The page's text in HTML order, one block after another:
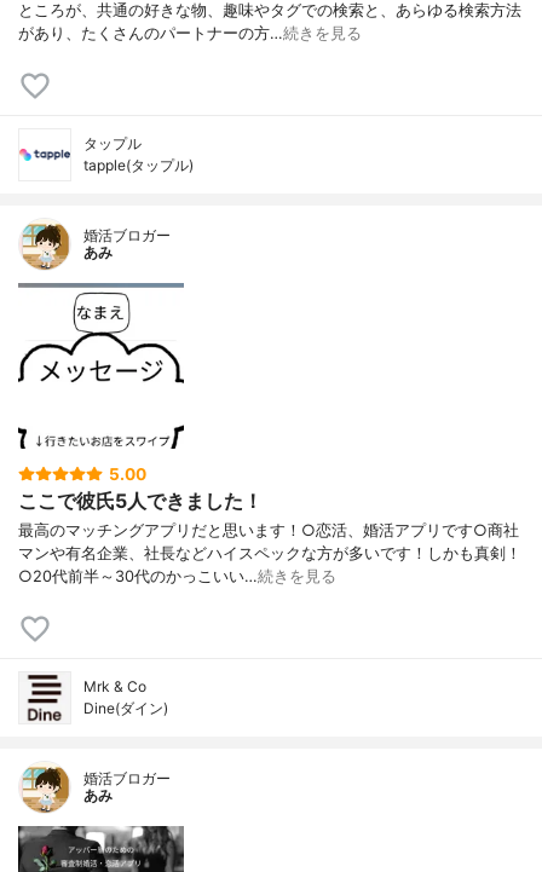
ところが、共通の好きな物、趣味やタグでの検索と、あらゆる検索方法
があり、たくさんのパートナーの方…続きを見る
タップル
tapple(タップル)
婚活ブロガー
あみ
5.00
ここで彼氏5人できました！
最高のマッチングアプリだと思います！○恋活、婚活アプリです○商社
マンや有名企業、社長などハイスペックな方が多いです！しかも真剣！
○20代前半～30代のかっこいい…続きを見る
Mrk & Co
Dine(ダイン)
婚活ブロガー
あみ